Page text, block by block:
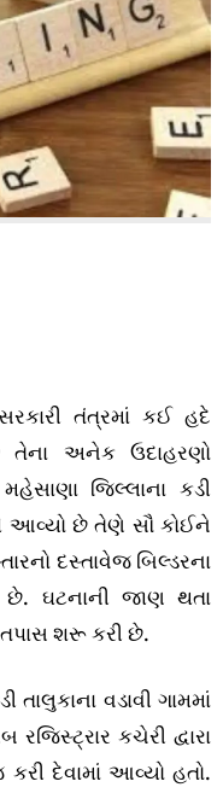
તંત્રમાં કઈ હદે
તેના અનેક ઉદાહરણો
જિલ્લાના કડી
આવ્યો છે તેણે સૌ કોઈને
દસ્તાવેજ બિલ્ડરના
ઘટનાની જાણ થતા
શરૂ કરી છે.
વડાવી ગામમાં
કચેરી દ્વારા
કરી દેવામાં આવ્યો હતો.